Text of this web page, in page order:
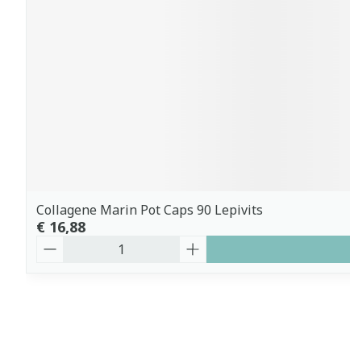
Collagene Marin Pot Caps 90 Lepivits
€ 16,88